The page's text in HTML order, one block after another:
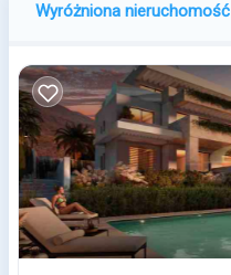
Wyróżniona nieruchomość